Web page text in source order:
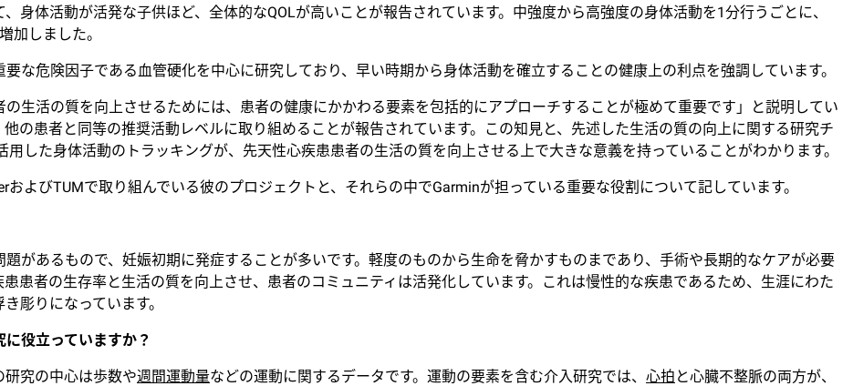
身体活動が活発な子供ほど、全体的なQOLが高いことが報告されています。中強度から高強度の身体活動を1分行うごとに、
加しました。
な危険因子である血管硬化を中心に研究しており、早い時期から身体活動を確立することの健康上の利点を強調しています。
生活の質を向上させるためには、患者の健康にかかわる要素を包括的にアプローチすることが極めて重要です」と説明してい
の患者と同等の推奨活動レベルに取り組めることが報告されています。この知見と、先述した生活の質の向上に関する研究チ
した身体活動のトラッキングが、先天性心疾患患者の生活の質を向上させる上で大きな意義を持っていることがわかります。
よびTUMで取り組んでいる彼のプロジェクトと、それらの中でGarminが担っている重要な役割について記しています。
があるもので、妊娠初期に発症することが多いです。軽度のものから生命を脅かすものまであり、手術や長期的なケアが必要
患者の生存率と生活の質を向上させ、患者のコミュニティは活発化しています。これは慢性的な疾患であるため、生涯にわた
彫りになっています。
役立っていますか？
究の中心は歩数や週間運動量などの運動に関するデータです。運動の要素を含む介入研究では、 心拍 と心臓不整脈の両方が、